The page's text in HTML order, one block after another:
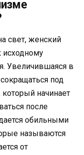
свет, женский
исходному
Увеличившаяся в
под
начинает
после
обильными
называются
от